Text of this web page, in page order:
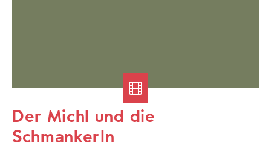
Der Michl und die
Schmankerln